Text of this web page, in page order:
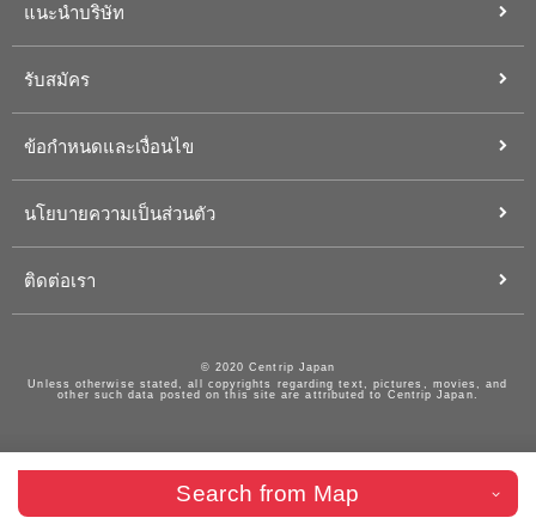
แนะนำบริษัท
รับสมัคร
ข้อกำหนดและเงื่อนไข
นโยบายความเป็นส่วนตัว
ติดต่อเรา
Search from Map
© 2020 Centrip Japan
Unless otherwise stated, all copyrights regarding text, pictures, movies, and
other such data posted on this site are attributed to Centrip Japan.